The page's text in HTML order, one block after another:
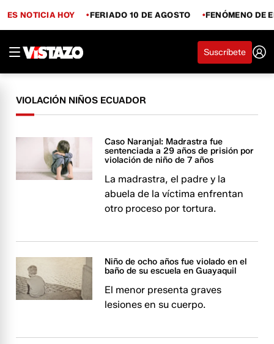
ES NOTICIA HOY FERIADO 10 DE AGOSTO FENÓMENO DE
Suscríbete
VIOLACIÓN NIÑOS ECUADOR
Caso Naranjal: Madrastra fue
sentenciada a 29 años de prisión por
violación de niño de 7 años
La madrastra, el padre y la
abuela de la víctima enfrentan
otro proceso por tortura.
Niño de ocho años fue violado en el
baño de su escuela en Guayaquil
El menor presenta graves
lesiones en su cuerpo.